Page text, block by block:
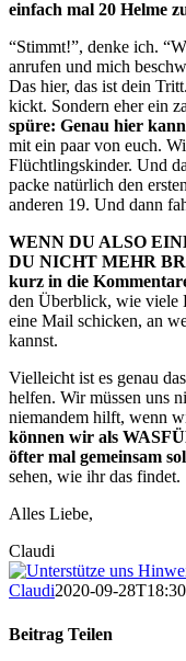
einfach mal 20 Helme
“Stimmt!”, denke ich.
anrufen und mich
Das hier, das ist dein
kickt. Sondern eher ein
spüre: Genau hier
mit ein paar von euch.
Flüchtlingskinder. Und
packe natürlich den
anderen 19. Und dann
WENN DU ALSO
DU NICHT MEHR
kurz in die
den Überblick, wie viele
eine Mail schicken, an
kannst.
Vielleicht ist es genau
helfen. Wir müssen uns
niemandem hilft, wenn
können wir als
öfter mal gemeinsam
sehen, wie ihr das findet.
Alles Liebe,
Claudi
Claudi2020-09-
Beitrag Teilen